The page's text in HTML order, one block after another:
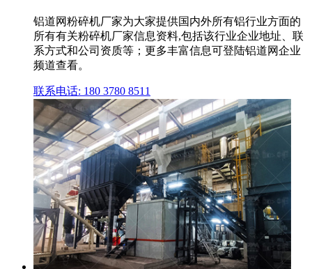
铝道网粉碎机厂家为大家提供国内外所有铝行业方面的
所有有关粉碎机厂家信息资料,包括该行业企业地址、联
系方式和公司资质等；更多丰富信息可登陆铝道网企业
频道查看。
联系电话: 180 3780 8511